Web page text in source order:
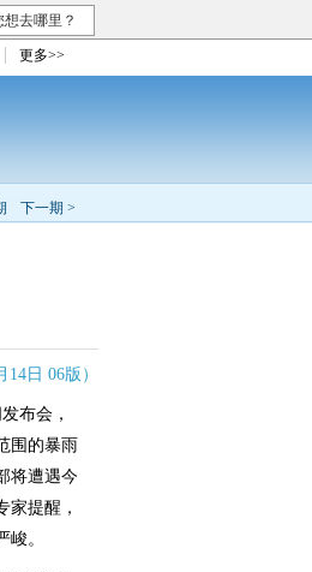
想去哪里？
更多>>
下一期 >
14日 06版）
布会，
围的暴雨
将遭遇今
家提醒，
。